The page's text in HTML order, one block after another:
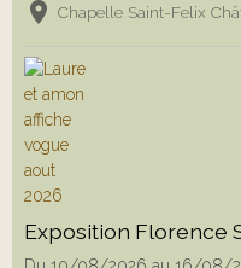
Chapelle Saint-Felix
Exposition Florence